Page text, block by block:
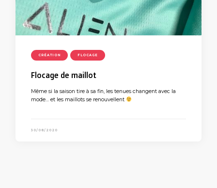
CRÉATION FLOCAGE
Flocage de maillot
Même si la saison tire à sa fin, les tenues changent avec la
mode… et les maillots se renouvellent
30/08/2020